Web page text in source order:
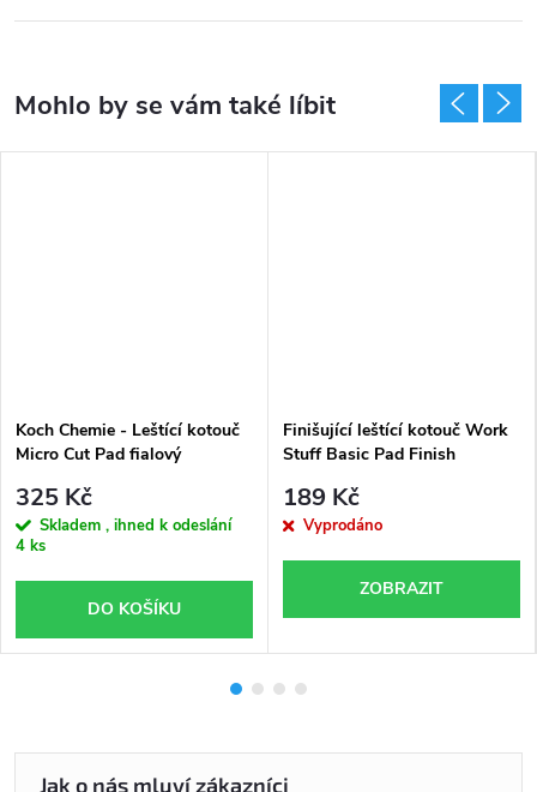
Koch Chemie - Leštící kotouč
Micro Cut Pad fialový
325 Kč
Skladem , ihned k odeslání
4 ks
DO KOŠÍKU
Finišující leštící kotouč Work
Stuff Basic Pad Finish
189 Kč
Vyprodáno
ZOBRAZIT